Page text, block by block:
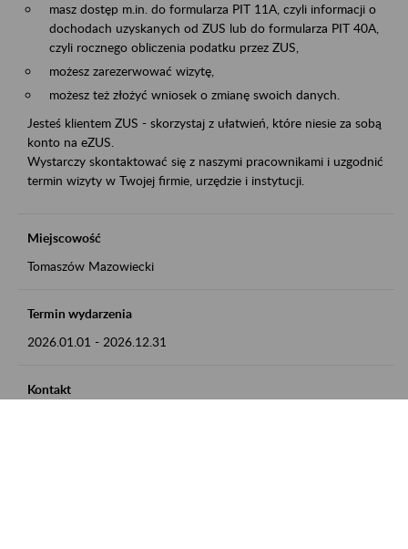
masz dostęp m.in. do formularza PIT 11A, czyli informacji o
dochodach uzyskanych od ZUS lub do formularza PIT 40A,
czyli rocznego obliczenia podatku przez ZUS,
możesz zarezerwować wizytę,
możesz też złożyć wniosek o zmianę swoich danych.
Jesteś klientem ZUS - skorzystaj z ułatwień, które niesie za sobą
konto na eZUS.
Wystarczy skontaktować się z naszymi pracownikami i uzgodnić
termin wizyty w Twojej firmie, urzędzie i instytucji.
Miejscowość
Tomaszów Mazowiecki
Termin wydarzenia
2026.01.01 - 2026.12.31
Kontakt